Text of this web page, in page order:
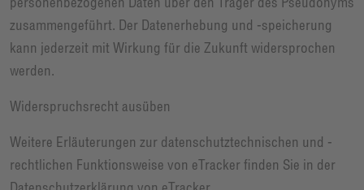
zusammengeführt. Der Datenerhebung und -speicherung
kann jederzeit mit Wirkung für die Zukunft widersprochen
werden.
Widerspruchsrecht ausüben
Weitere Erläuterungen zur datenschutztechnischen und -
rechtlichen Funktionsweise von eTracker finden Sie in der